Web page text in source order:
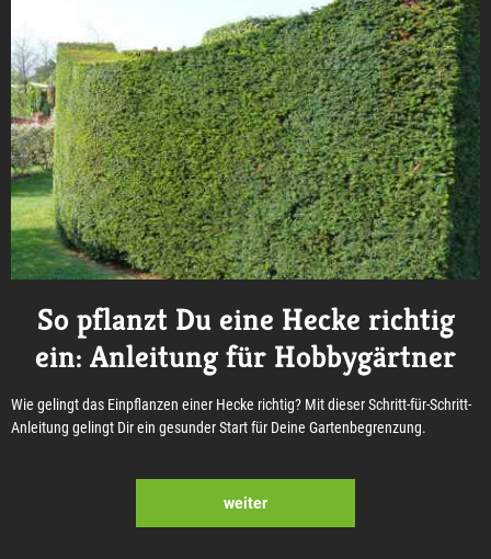
So pflanzt Du eine Hecke richtig
ein: Anleitung für Hobbygärtner
Wie gelingt das Einpflanzen einer Hecke richtig? Mit dieser Schritt-für-Schritt-
Anleitung gelingt Dir ein gesunder Start für Deine Gartenbegrenzung.
weiter